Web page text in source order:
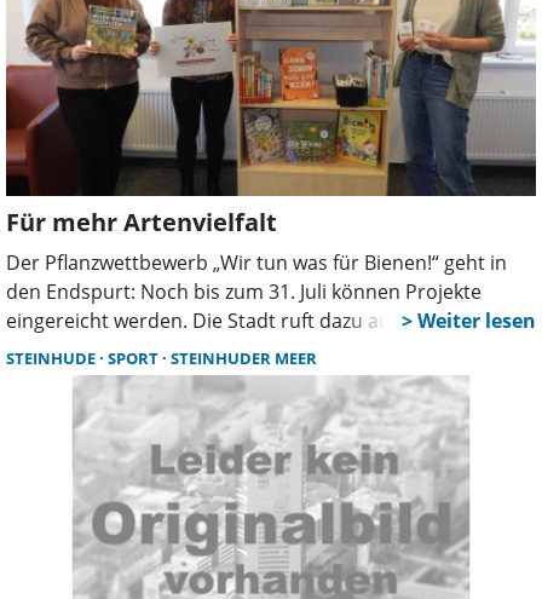
Für mehr Artenvielfalt
Der Pflanzwettbewerb „Wir tun was für Bienen!“ geht in
den Endspurt: Noch bis zum 31. Juli können Projekte
eingereicht werden. Die Stadt ruft dazu auf, auch
kurzfristig Flächen naturnah zu gestalten, denn schon
kleine Maßnahmen helfen der Artenvielfalt.
STEINHUDE SPORT STEINHUDER MEER